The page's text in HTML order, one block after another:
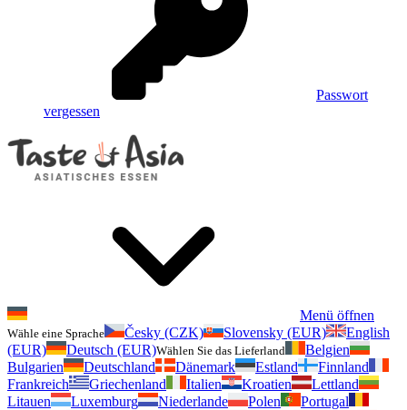
Passwort
vergessen
Menü öffnen
Wähle eine Sprache Česky (CZK) Slovensky (EUR)
English
(EUR)
Deutsch (EUR)Wählen Sie das Lieferland
Belgien
Bulgarien
Deutschland Dänemark Estland
Finnland
Frankreich
Griechenland Italien Kroatien
Lettland
Litauen
Luxemburg Niederlande Polen
Portugal